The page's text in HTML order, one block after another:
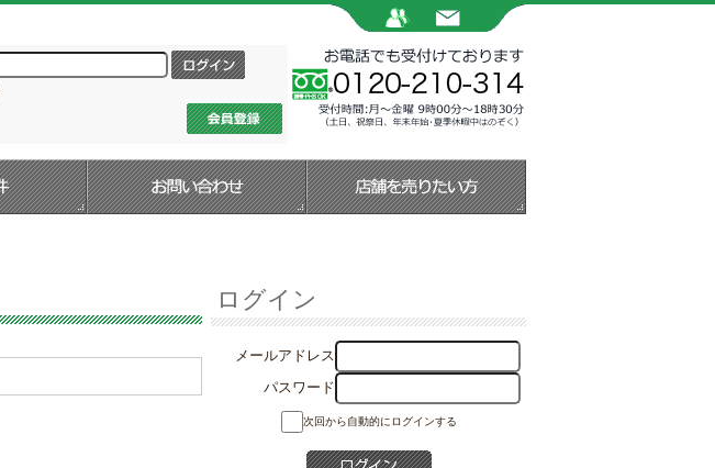
ログイン
メールアドレス
パスワード
次回から自動的にログインする